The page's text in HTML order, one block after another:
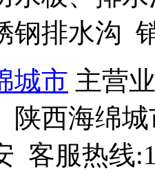
钢排水沟
城市 主营
陕西海绵
客服热线